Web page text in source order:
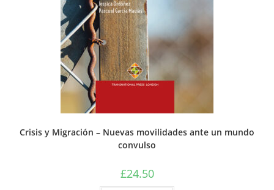
Crisis y Migración – Nuevas movilidades ante un mundo
convulso
£24.50